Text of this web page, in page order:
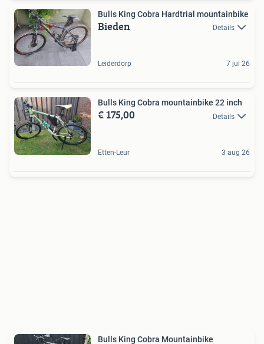
Bulls King Cobra Hardtrial mountainbike
Bieden Details
Leiderdorp 7 jul 26
Bulls King Cobra mountainbike 22 inch
€ 175,00 Details
Etten-Leur 3 aug 26
Bulls King Cobra Mountainbike